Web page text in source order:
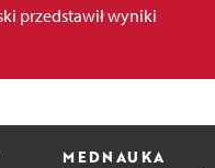
przedstawił wyniki
MEDNAUKA